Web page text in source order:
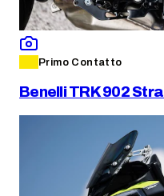
Primo Contatto
Benelli TRK 902